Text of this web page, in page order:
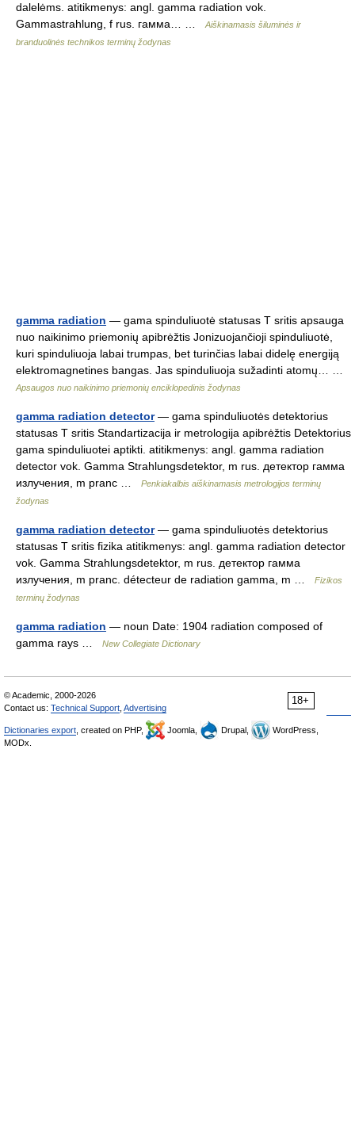
dalelėms. atitikmenys: angl. gamma radiation vok.
Gammastrahlung, f rus. гамма… …
Aiškinamasis šiluminės ir
branduolinės technikos terminų žodynas
gamma radiation — gama spinduliuotė statusas T sritis apsauga
nuo naikinimo priemonių apibrėžtis Jonizuojančioji spinduliuotė,
kuri spinduliuoja labai trumpas, bet turinčias labai didelę energiją
elektromagnetines bangas. Jas spinduliuoja sužadinti atomų… …
Apsaugos nuo naikinimo priemonių enciklopedinis žodynas
gamma radiation detector— gama spinduliuotės detektorius
statusas T sritis Standartizacija ir metrologija apibrėžtis Detektorius
gama spinduliuotei aptikti. atitikmenys: angl. gamma radiation
detector vok. Gamma Strahlungsdetektor, m rus. детектор гамма
излучения, m pranc …
Penkiakalbis aiškinamasis metrologijos terminų
žodynas
gamma radiation detector— gama spinduliuotės detektorius
statusas T sritis fizika atitikmenys: angl. gamma radiation detector
vok. Gamma Strahlungsdetektor, m rus. детектор гамма
излучения, m pranc. détecteur de radiation gamma, m …
Fizikos
terminų žodynas
gamma radiation — noun Date: 1904 radiation composed of
gamma rays …
New Collegiate Dictionary
18+
© Academic, 2000-2026
Contact us: Technical Support Advertising
Dictionaries export , created on PHP, Joomla, Drupal,
WordPress,
MODx.